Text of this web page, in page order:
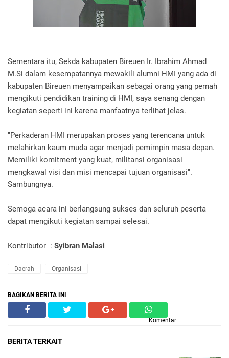
Sementara itu, Sekda kabupaten Bireuen Ir. Ibrahim Ahmad
M.Si dalam kesempatannya mewakili alumni HMI yang ada di
kabupaten Bireuen menyampaikan sebagai orang yang pernah
mengikuti pendidikan training di HMI, saya senang dengan
kegiatan seperti ini karena manfaatnya terlihat jelas.
"Perkaderan HMI merupakan proses yang terencana untuk
melahirkan kaum muda agar menjadi pemimpin masa depan.
Memiliki komitment yang kuat, militansi organisasi
mengkawal visi dan misi mencapai tujuan organisasi".
Sambungnya.
Semoga acara ini berlangsung sukses dan seluruh peserta
dapat mengikuti kegiatan sampai selesai.
Kontributor : Syibran Malasi
Daerah Organisasi
BAGIKAN BERITA INI
Komentar
BERITA TERKAIT